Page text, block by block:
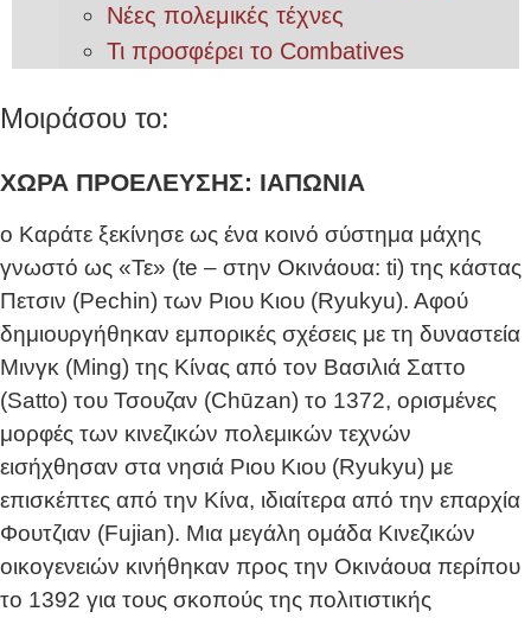
Νέες πολεμικές τέχνες
Τι προσφέρει το Combatives
Μοιράσου το:
ΧΩΡΑ ΠΡΟΕΛΕΥΣΗΣ: ΙΑΠΩΝΙΑ
ο Καράτε ξεκίνησε ως ένα κοινό σύστημα μάχης
γνωστό ως «Τε» (te – στην Οκινάουα: ti) της κάστας
Πετσιν (Pechin) των Ριου Κιου (Ryukyu). Αφού
δημιουργήθηκαν εμπορικές σχέσεις με τη δυναστεία
Μινγκ (Ming) της Κίνας από τον Βασιλιά Σαττο
(Satto) του Τσουζαν (Chūzan) το 1372, ορισμένες
μορφές των κινεζικών πολεμικών τεχνών
εισήχθησαν στα νησιά Ριου Κιου (Ryukyu) με
επισκέπτες από την Κίνα, ιδιαίτερα από την επαρχία
Φουτζιαν (Fujian). Μια μεγάλη ομάδα Κινεζικών
οικογενειών κινήθηκαν προς την Οκινάουα περίπου
το 1392 για τους σκοπούς της πολιτιστικής